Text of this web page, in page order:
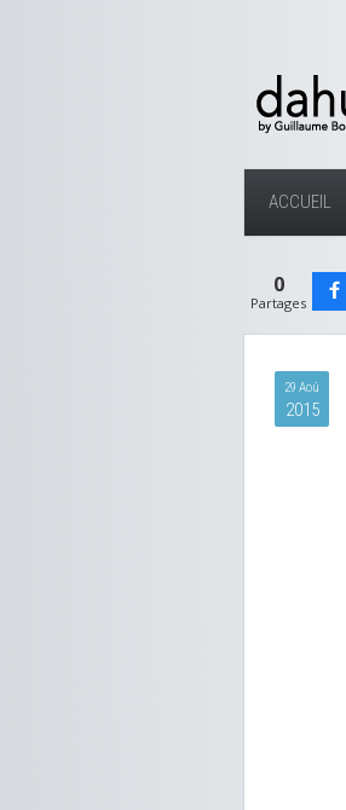
ACCUEIL
0
Partages
29 Aoû
2015